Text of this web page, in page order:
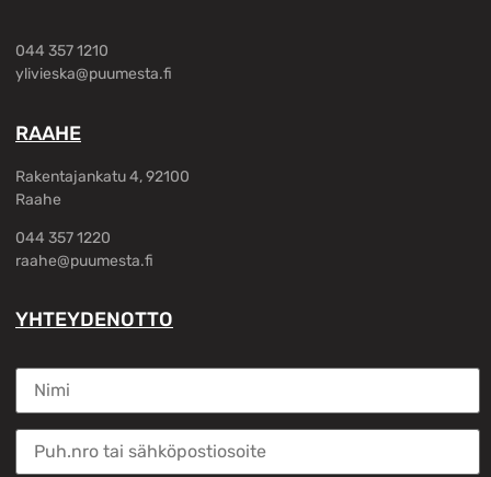
044 357 1210
ylivieska@puumesta.fi
RAAHE
Rakentajankatu 4, 92100
Raahe
044 357 1220
raahe@puumesta.fi
YHTEYDENOTTO